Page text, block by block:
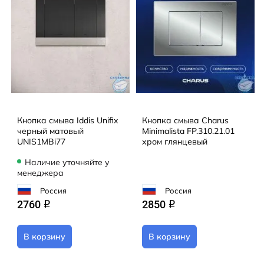
Кнопка смыва Iddis Unifix
черный матовый
UNIS1MBi77
Наличие уточняйте у
менеджера
Россия
2760 q
В корзину
Кнопка смыва Charus
Minimalista FP.310.21.01
хром глянцевый
Россия
2850 q
В корзину